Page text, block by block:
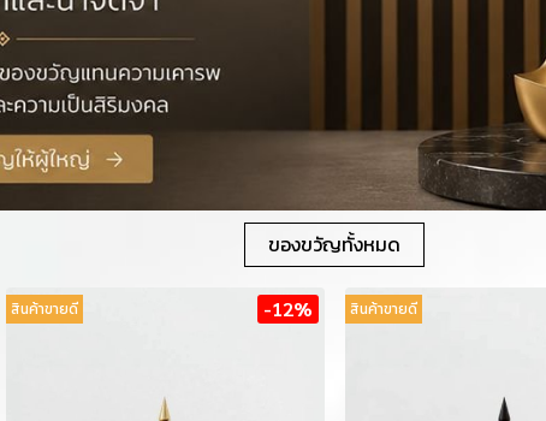
ของขวัญทั้งหมด
สินค้าขายดี -12% สินค้าขายดี